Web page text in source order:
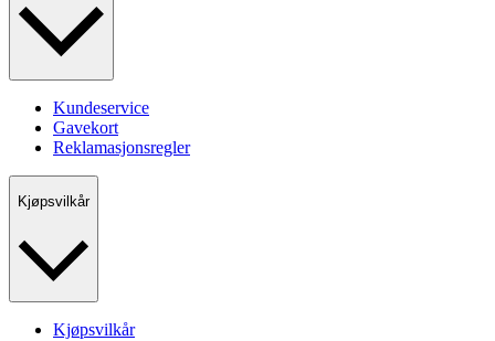
Kundeservice
Gavekort
Reklamasjonsregler
Kjøpsvilkår
Kjøpsvilkår